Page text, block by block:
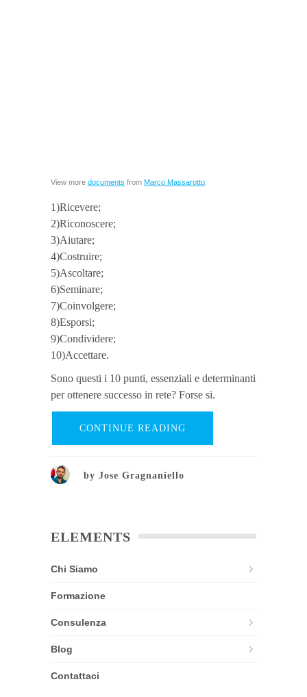
View more documents from Marco Massarotto
1)Ricevere;
2)Riconoscere;
3)Aiutare;
4)Costruire;
5)Ascoltare;
6)Seminare;
7)Coinvolgere;
8)Esporsi;
9)Condividere;
10)Accettare.
Sono questi i 10 punti, essenziali e determinanti
per ottenere successo in rete? Forse si.
CONTINUE READING
by Jose Gragnaniello
ELEMENTS
Chi Siamo
Formazione
Consulenza
Blog
Contattaci